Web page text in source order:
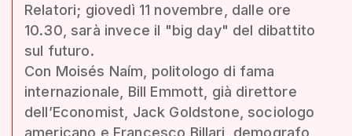
Relatori; giovedì 11 novembre, dalle ore
10.30, sarà invece il "big day" del dibattito
sul futuro.
Con Moisés Naím, politologo di fama
internazionale, Bill Emmott, già direttore
dell’Economist, Jack Goldstone, sociologo
americano e Francesco Billari, demografo,